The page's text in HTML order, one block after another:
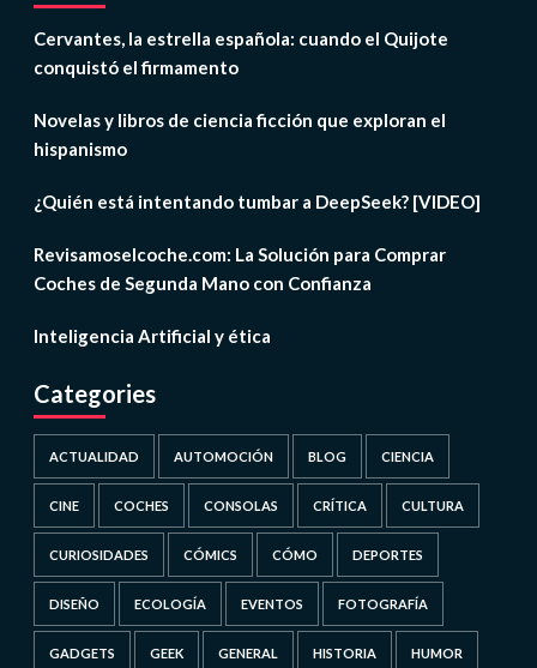
Cervantes, la estrella española: cuando el Quijote
conquistó el firmamento
Novelas y libros de ciencia ficción que exploran el
hispanismo
¿Quién está intentando tumbar a DeepSeek? [VIDEO]
Revisamoselcoche.com: La Solución para Comprar
Coches de Segunda Mano con Confianza
Inteligencia Artificial y ética
Categories
ACTUALIDAD AUTOMOCIÓN BLOG CIENCIA
CINE COCHES CONSOLAS CRÍTICA CULTURA
CURIOSIDADES CÓMICS CÓMO DEPORTES
DISEÑO ECOLOGÍA EVENTOS FOTOGRAFÍA
GADGETS GEEK GENERAL HISTORIA HUMOR